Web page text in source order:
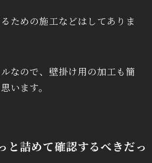
ための施工などはしてありま
なので、壁掛け用の加工も簡
います。
と詰めて確認するべきだっ